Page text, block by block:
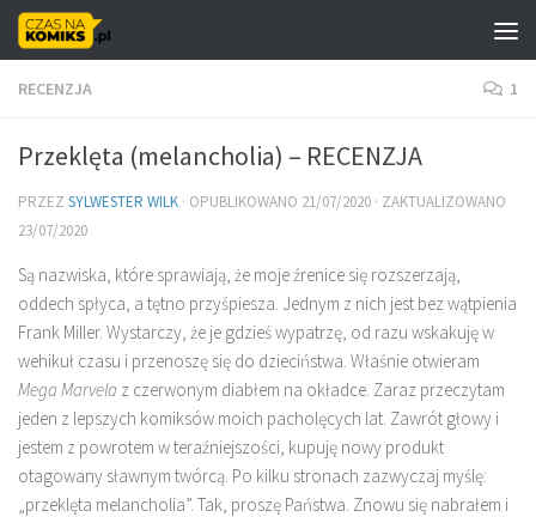
Skip to content
RECENZJA 1
Przeklęta (melancholia) – RECENZJA
PRZEZ SYLWESTER WILK · OPUBLIKOWANO 21/07/2020 · ZAKTUALIZOWANO
23/07/2020
Są nazwiska, które sprawiają, że moje źrenice się rozszerzają,
oddech spłyca, a tętno przyśpiesza. Jednym z nich jest bez wątpienia
Frank Miller. Wystarczy, że je gdzieś wypatrzę, od razu wskakuję w
wehikuł czasu i przenoszę się do dzieciństwa. Właśnie otwieram
Mega Marvela z czerwonym diabłem na okładce. Zaraz przeczytam
jeden z lepszych komiksów moich pacholęcych lat. Zawrót głowy i
jestem z powrotem w teraźniejszości, kupuję nowy produkt
otagowany sławnym twórcą. Po kilku stronach zazwyczaj myślę:
„przeklęta melancholia”. Tak, proszę Państwa. Znowu się nabrałem i